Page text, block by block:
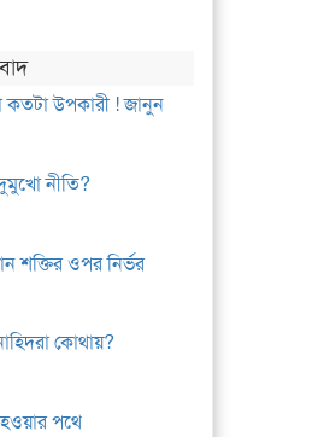
কতটা উপকারী ! জানুন
নীতি?
শক্তির ওপর নির্ভর
কোথায়?
পথে